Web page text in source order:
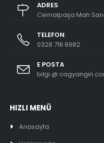
ADRES
Cemalpaşa Mah
TELEFON
0328 718 8982
E POSTA
bilgi @
HIZLI MENÜ
Anasayfa